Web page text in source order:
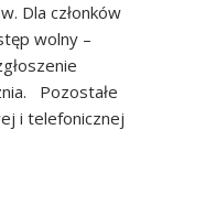
Dla członków
wolny –
Pozostałe
i telefonicznej